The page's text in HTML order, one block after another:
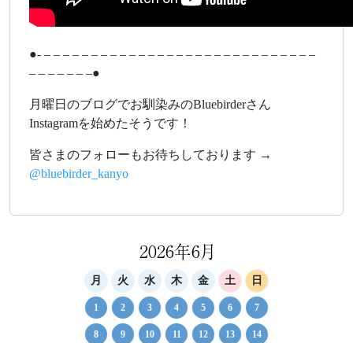
●- – – – – – – – – – – – – – – – – – – – – – – – – – – – – –
– – – – – – –●
月曜日のブログでお馴染みのBluebirderさん
Instagramを始めたそうです！
皆さまのフォローもお待ちしております →
@bluebirder_kanyo
2026年6月
月 火 水 木 金 土 日
1 2 3 4 5 6 7
8 9 10 11 12 13 14